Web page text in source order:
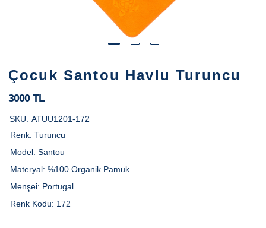
Çocuk Santou Havlu Turuncu
3000 TL
SKU: ATUU1201-172
Renk: Turuncu
Model: Santou
Materyal: %100 Organik Pamuk
Menşei: Portugal
Renk Kodu: 172